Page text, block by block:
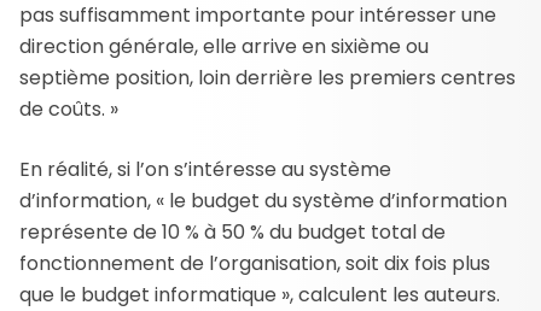
pas suffisamment importante pour intéresser une
direction générale, elle arrive en sixième ou
septième position, loin derrière les premiers centres
de coûts. »
En réalité, si l’on s’intéresse au système
d’information, « le budget du système d’information
représente de 10 % à 50 % du budget total de
fonctionnement de l’organisation, soit dix fois plus
que le budget informatique », calculent les auteurs.